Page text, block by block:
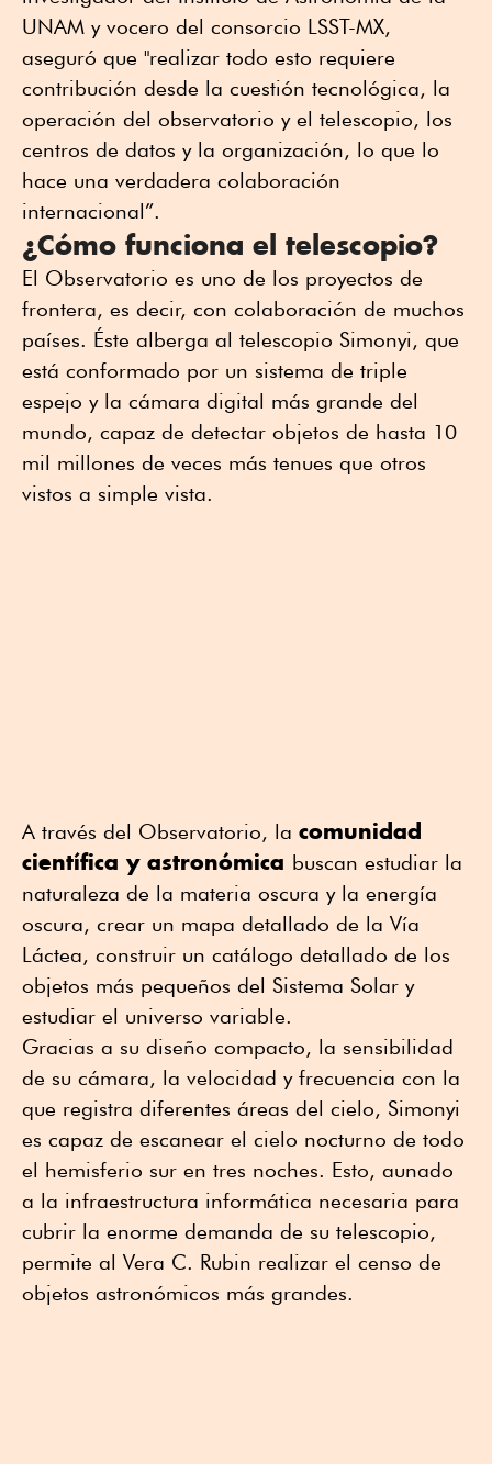
UNAM y vocero del consorcio LSST-MX,
aseguró que "realizar todo esto requiere
contribución desde la cuestión tecnológica, la
operación del observatorio y el telescopio, los
centros de datos y la organización, lo que lo
hace una verdadera colaboración
internacional”.
¿Cómo funciona el telescopio?
El Observatorio es uno de los proyectos de
frontera, es decir, con colaboración de muchos
países. Éste alberga al telescopio Simonyi, que
está conformado por un sistema de triple
espejo y la cámara digital más grande del
mundo, capaz de detectar objetos de hasta 10
mil millones de veces más tenues que otros
vistos a simple vista.
A través del Observatorio, la comunidad
científica y astronómica buscan estudiar la
naturaleza de la materia oscura y la energía
oscura, crear un mapa detallado de la Vía
Láctea, construir un catálogo detallado de los
objetos más pequeños del Sistema Solar y
estudiar el universo variable.
Gracias a su diseño compacto, la sensibilidad
de su cámara, la velocidad y frecuencia con la
que registra diferentes áreas del cielo, Simonyi
es capaz de escanear el cielo nocturno de todo
el hemisferio sur en tres noches. Esto, aunado
a la infraestructura informática necesaria para
cubrir la enorme demanda de su telescopio,
permite al Vera C. Rubin realizar el censo de
objetos astronómicos más grandes.